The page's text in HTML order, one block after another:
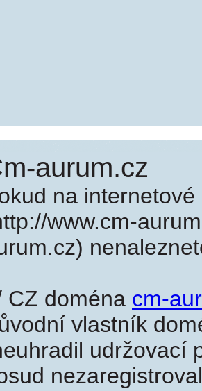
aurum.cz
na
www.cm-
CZ doména cm-
vlastník
udržovací